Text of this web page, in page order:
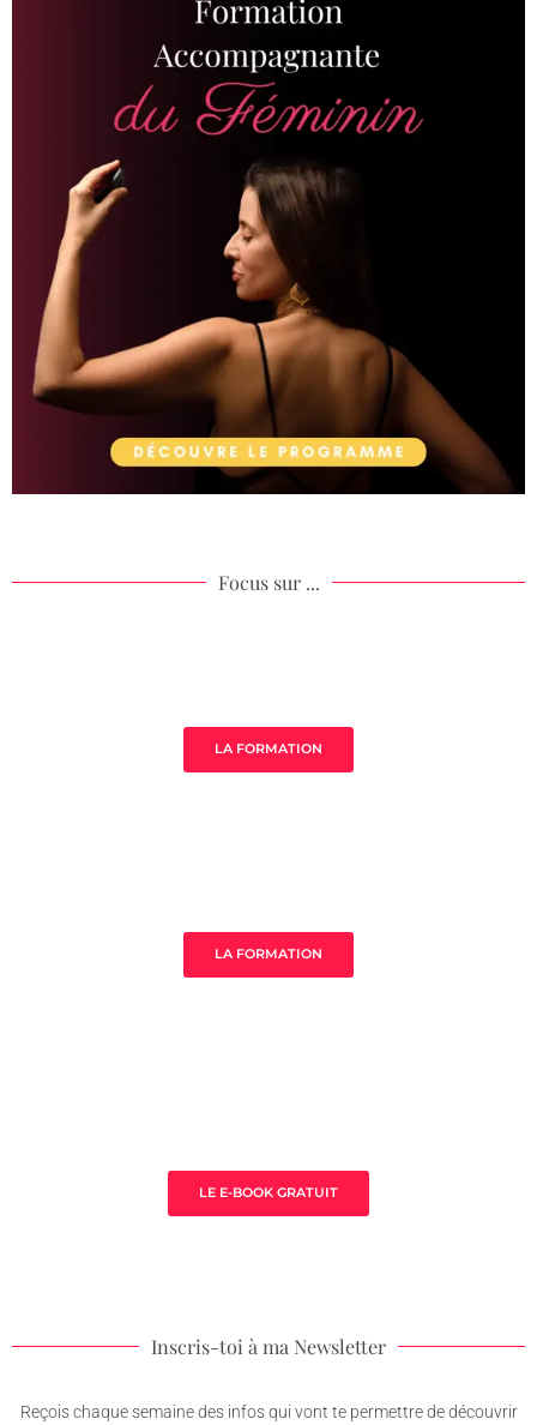
Focus sur ...
LA FORMATION
LA FORMATION
LE E-BOOK GRATUIT
Inscris-toi à ma Newsletter
Reçois chaque semaine des infos qui vont te permettre de découvrir